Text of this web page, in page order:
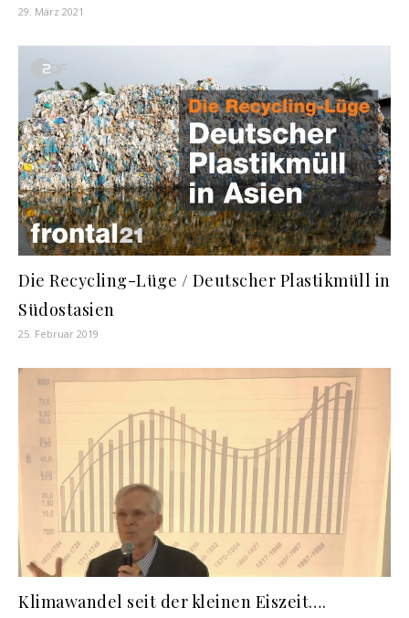
29. März 2021
Die Recycling-Lüge / Deutscher Plastikmüll in
Südostasien
25. Februar 2019
Klimawandel seit der kleinen Eiszeit….